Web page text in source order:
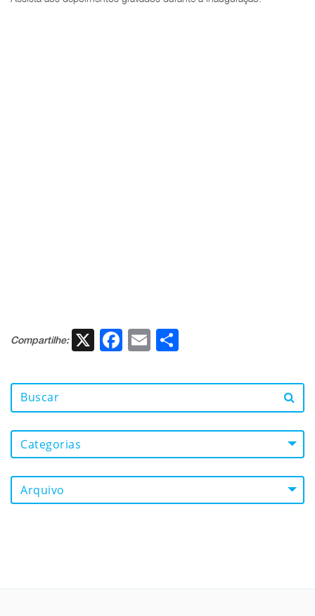
Compartilhe: X Facebook
Email
Categorias
Arquivo